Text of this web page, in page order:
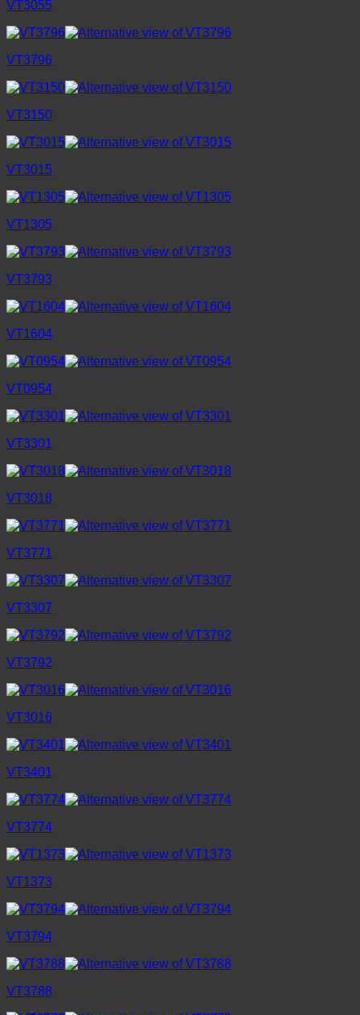
VT3055
VT3796
VT3150
VT3015
VT1305
VT3793
VT1604
VT0954
VT3301
VT3018
VT3771
VT3307
VT3792
VT3016
VT3401
VT3774
VT1373
VT3794
VT3788